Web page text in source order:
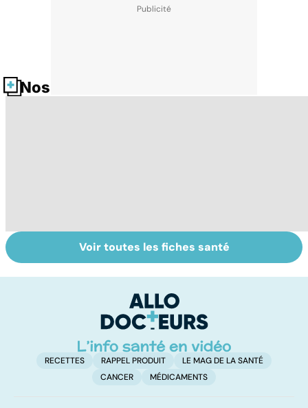
Nos fiches santé
Gynéco : un suivi
pour la vie
Sexe : comment
retrouver sa
Voir toutes les fiches santé
RECETTES RAPPEL PRODUIT
LE MAG DE LA SANTÉ
CANCER
MÉDICAMENTS